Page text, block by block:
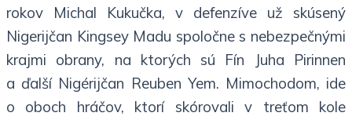
rokov Michal Kukučka, v defenzíve už skúsený
Nigerijčan Kingsey Madu spoločne s nebezpečnými
krajmi obrany, na ktorých sú Fín Juha Pirinnen
a ďalší Nigérijčan Reuben Yem. Mimochodom, ide
o oboch hráčov, ktorí skórovali v treťom kole